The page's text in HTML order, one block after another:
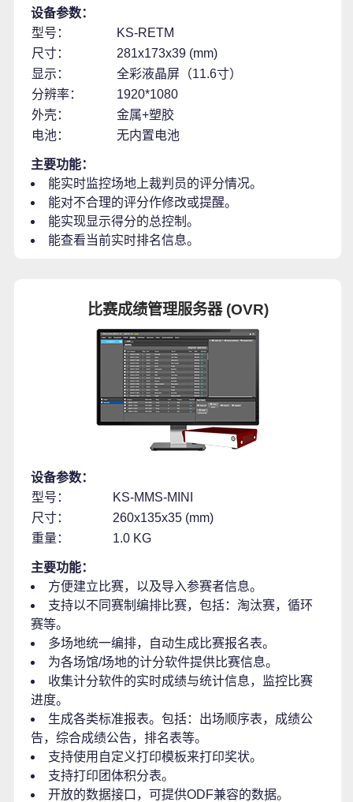
设备参数：
型号：
KS-RETM
尺寸：
281x173x39 (mm)
显示：
全彩液晶屏（11.6寸）
分辨率：
1920*1080
外壳：
金属+塑胶
电池：
无内置电池
主要功能：
能实时监控场地上裁判员的评分情况。
能对不合理的评分作修改或提醒。
能实现显示得分的总控制。
能查看当前实时排名信息。
比赛成绩管理服务器 (OVR)
设备参数：
型号：
KS-MMS-MINI
尺寸：
260x135x35 (mm)
重量：
1.0 KG
主要功能：
方便建立比赛，以及导入参赛者信息。
支持以不同赛制编排比赛，包括：淘汰赛，循环
赛等。
多场地统一编排，自动生成比赛报名表。
为各场馆/场地的计分软件提供比赛信息。
收集计分软件的实时成绩与统计信息，监控比赛
进度。
生成各类标准报表。包括：出场顺序表，成绩公
告，综合成绩公告，排名表等。
支持使用自定义打印模板来打印奖状。
支持打印团体积分表。
开放的数据接口，可提供ODF兼容的数据。